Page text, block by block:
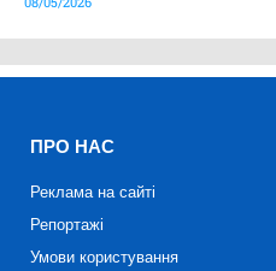
ПРО НАС
Реклама на сайті
Репортажі
Умови користування